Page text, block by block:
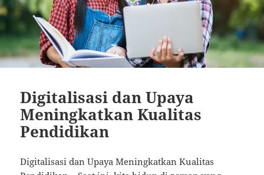
Digitalisasi dan Upaya
Meningkatkan Kualitas
Pendidikan
Digitalisasi dan Upaya Meningkatkan Kualitas